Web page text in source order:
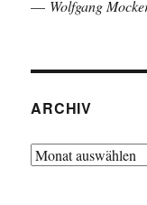
— Wolfgang
ARCHIV
Archiv